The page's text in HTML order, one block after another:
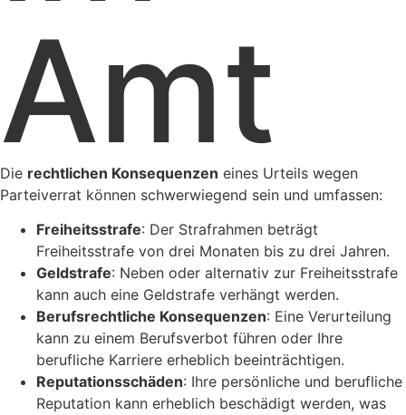
Amt
Die rechtlichen Konsequenzen eines Urteils wegen
Parteiverrat können schwerwiegend sein und umfassen:
Freiheitsstrafe: Der Strafrahmen beträgt
Freiheitsstrafe von drei Monaten bis zu drei Jahren.
Geldstrafe: Neben oder alternativ zur Freiheitsstrafe
kann auch eine Geldstrafe verhängt werden.
Berufsrechtliche Konsequenzen: Eine Verurteilung
kann zu einem Berufsverbot führen oder Ihre
berufliche Karriere erheblich beeinträchtigen.
Reputationsschäden: Ihre persönliche und berufliche
Reputation kann erheblich beschädigt werden, was